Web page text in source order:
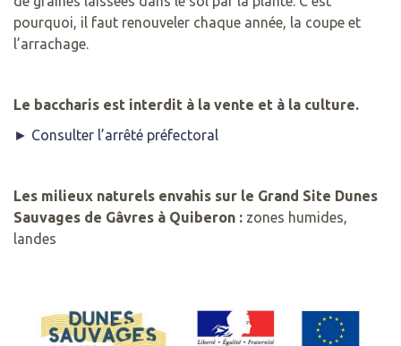
pourquoi, il faut renouveler chaque année, la coupe et
l’arrachage.
Le baccharis est interdit à la vente et à la culture.
► Consulter l’arrêté préfectoral
Les milieux naturels envahis sur le Grand Site Dunes
Sauvages de Gâvres à Quiberon : zones humides,
landes